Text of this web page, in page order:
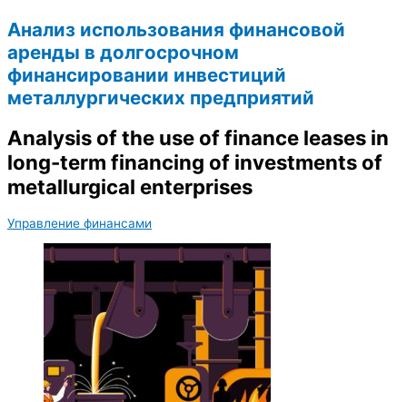
Анализ использования финансовой
аренды в долгосрочном
финансировании инвестиций
металлургических предприятий
Analysis of the use of finance leases in
long-term financing of investments of
metallurgical enterprises
Управление финансами